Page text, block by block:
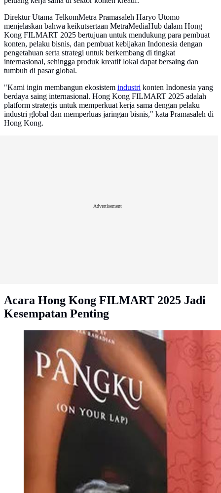
Direktur Utama TelkomMetra Pramasaleh Haryo Utomo
menjelaskan bahwa keikutsertaan MetraMediaHub dalam Hong
Kong FILMART 2025 bertujuan untuk mendukung para pembuat
konten, pelaku bisnis, dan pembuat kebijakan Indonesia dengan
pengetahuan serta strategi untuk berkembang di tingkat
internasional, sehingga produk kreatif lokal dapat bersaing dan
tumbuh di pasar global.
"Kami ingin membangun ekosistem industri konten Indonesia yang
berdaya saing internasional. Hong Kong FILMART 2025 adalah
platform strategis untuk memperkuat kerja sama dengan pelaku
industri global dan memperluas jaringan bisnis," kata Pramasaleh di
Hong Kong.
Advertisement
Acara Hong Kong FILMART 2025 Jadi
Kesempatan Penting